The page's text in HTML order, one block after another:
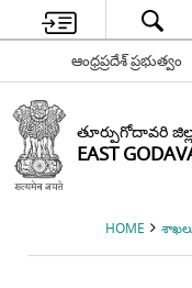
ఆంధ్రప్రదేశ్ ప్రభుత్వం
తూర్పుగోదావరి
EAST
HOME